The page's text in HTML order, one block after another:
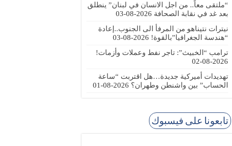
“ملتقى معاً.. من اجل الانسان في لبنان” ينطلق
بعد غد في نقابة الصحافة 2026-08-03
نيترات نتيناهو من المرفأ الى الجنوب..إعادة
“هندسة الجغرافيا”بالقوة! 2026-08-03
ترامب “الخبيث”: تاجر نفط وعملات وأزمات!
2026-08-02
تهديدات أميركية جديدة…هل اقتربت “ساعة
الحساب” بين واشنطن وطهران؟ 2026-08-01
تابعونا على فيسبوك